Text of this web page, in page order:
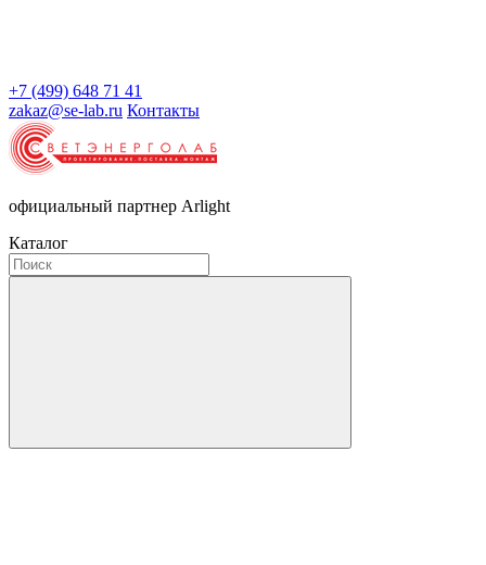
+7 (499) 648 71 41
zakaz@se-lab.ru Контакты
официальный партнер Arlight
Каталог